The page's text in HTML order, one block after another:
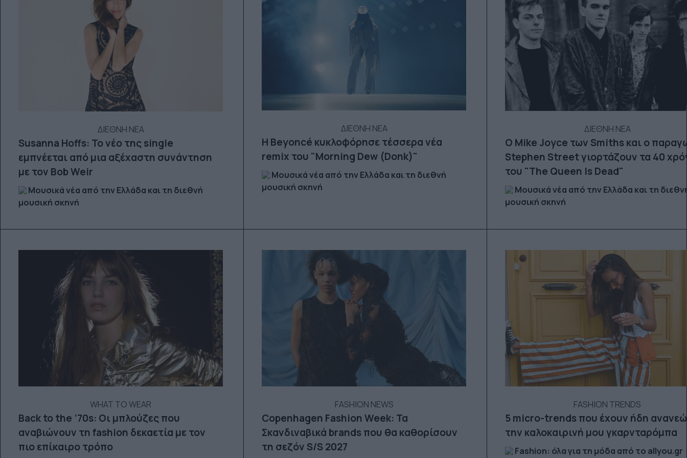
ΔΙΕΘΝΗ ΝΕΑ
Susanna Hoffs: Το νέο της single
εμπνέεται από μια αξέχαστη συνάντηση
με τον Bob Weir
Μουσικά νέα από την Ελλάδα και τη διεθνή
μουσική σκηνή
ΔΙΕΘΝΗ ΝΕΑ
Η Beyoncé κυκλοφόρησε τέσσερα νέα
remix του "Morning Dew (Donk)"
Μουσικά νέα από την Ελλάδα και τη διεθνή
μουσική σκηνή
ΔΙΕΘΝΗ ΝΕΑ
Ο Mike Joyce των Smiths και o
Stephen Street γιορτάζουν τα 40
του "The Queen Is Dead"
Μουσικά νέα από την Ελλάδα και τη
μουσική σκηνή
WHAT TO WEAR
Back to the ’70s: Οι μπλούζες που
αναβιώνουν τη fashion δεκαετία με τον
πιο επίκαιρο τρόπο
FASHION NEWS
Copenhagen Fashion Week: Τα
Σκανδιναβικά brands που θα καθορίσουν
τη σεζόν S/S 2027
FASHION TRENDS
5 micro-trends που έχουν ήδη
την καλοκαιρινή μου γκαρνταρόμπα
Fashion: όλα για τη μόδα από το allyou.gr